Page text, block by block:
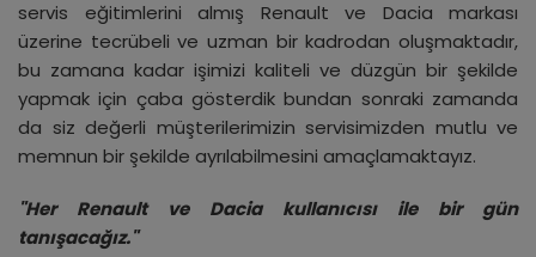
servis eğitimlerini almış Renault ve Dacia markası
üzerine tecrübeli ve uzman bir kadrodan oluşmaktadır,
bu zamana kadar işimizi kaliteli ve düzgün bir şekilde
yapmak için çaba gösterdik bundan sonraki zamanda
da siz değerli müşterilerimizin servisimizden mutlu ve
memnun bir şekilde ayrılabilmesini amaçlamaktayız.
"Her Renault ve Dacia kullanıcısı ile bir gün
tanışacağız."